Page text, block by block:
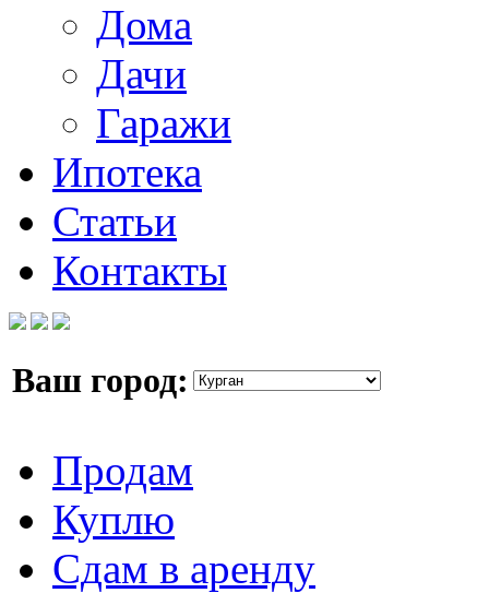
Дома
Дачи
Гаражи
Ипотека
Статьи
Контакты
Ваш город:
Продам
Куплю
Сдам в аренду